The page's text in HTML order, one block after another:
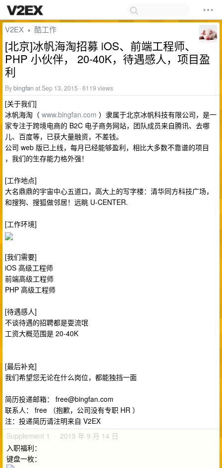
V2EX › 酷工作
[北京]冰帆海淘招募 iOS、前端工程师、
PHP 小伙伴， 20-40K，待遇感人，项目盈
利
Bybingfan at Sep 13, 2015 · 6119 views
[关于我们]
冰帆海淘（ www.bingfan.com ）隶属于北京冰帆科技有限公司，是一
家专注于跨境电商的 B2C 电子商务网站，团队成员来自腾讯、去哪
儿、百度等，已获大量融资，不差钱。
公司 web 版已上线，每月已经能够盈利，相比大多数不靠谱的项目
，我们的生存能力格外强！
[工作地点]
大名鼎鼎的宇宙中心五道口，高大上的写字楼：清华同方科技广场，
和搜狗、搜狐做邻居！远眺 U-CENTER.
[工作环境]
[我们需要]
iOS 高级工程师
前端高级工程师
PHP 高级工程师
[待遇感人]
不谈待遇的招聘都是耍流氓
工资大概范围是 20-40K
[最后补充]
我们希望您无论在什么岗位，都能独挡一面
简历投递邮箱： free@bingfan.com
联系人： free （抱歉，公司没有专职 HR ）
注：投递简历请注明来自 V2EX
Supplement 1 · 2015 年 9 月 14 日
入职福利：
键盘一枚：